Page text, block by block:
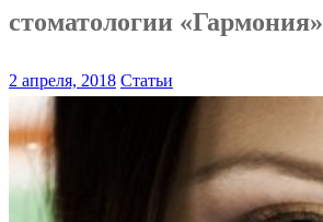
стоматологии «Гармония»
2 апреля, 2018 Статьи